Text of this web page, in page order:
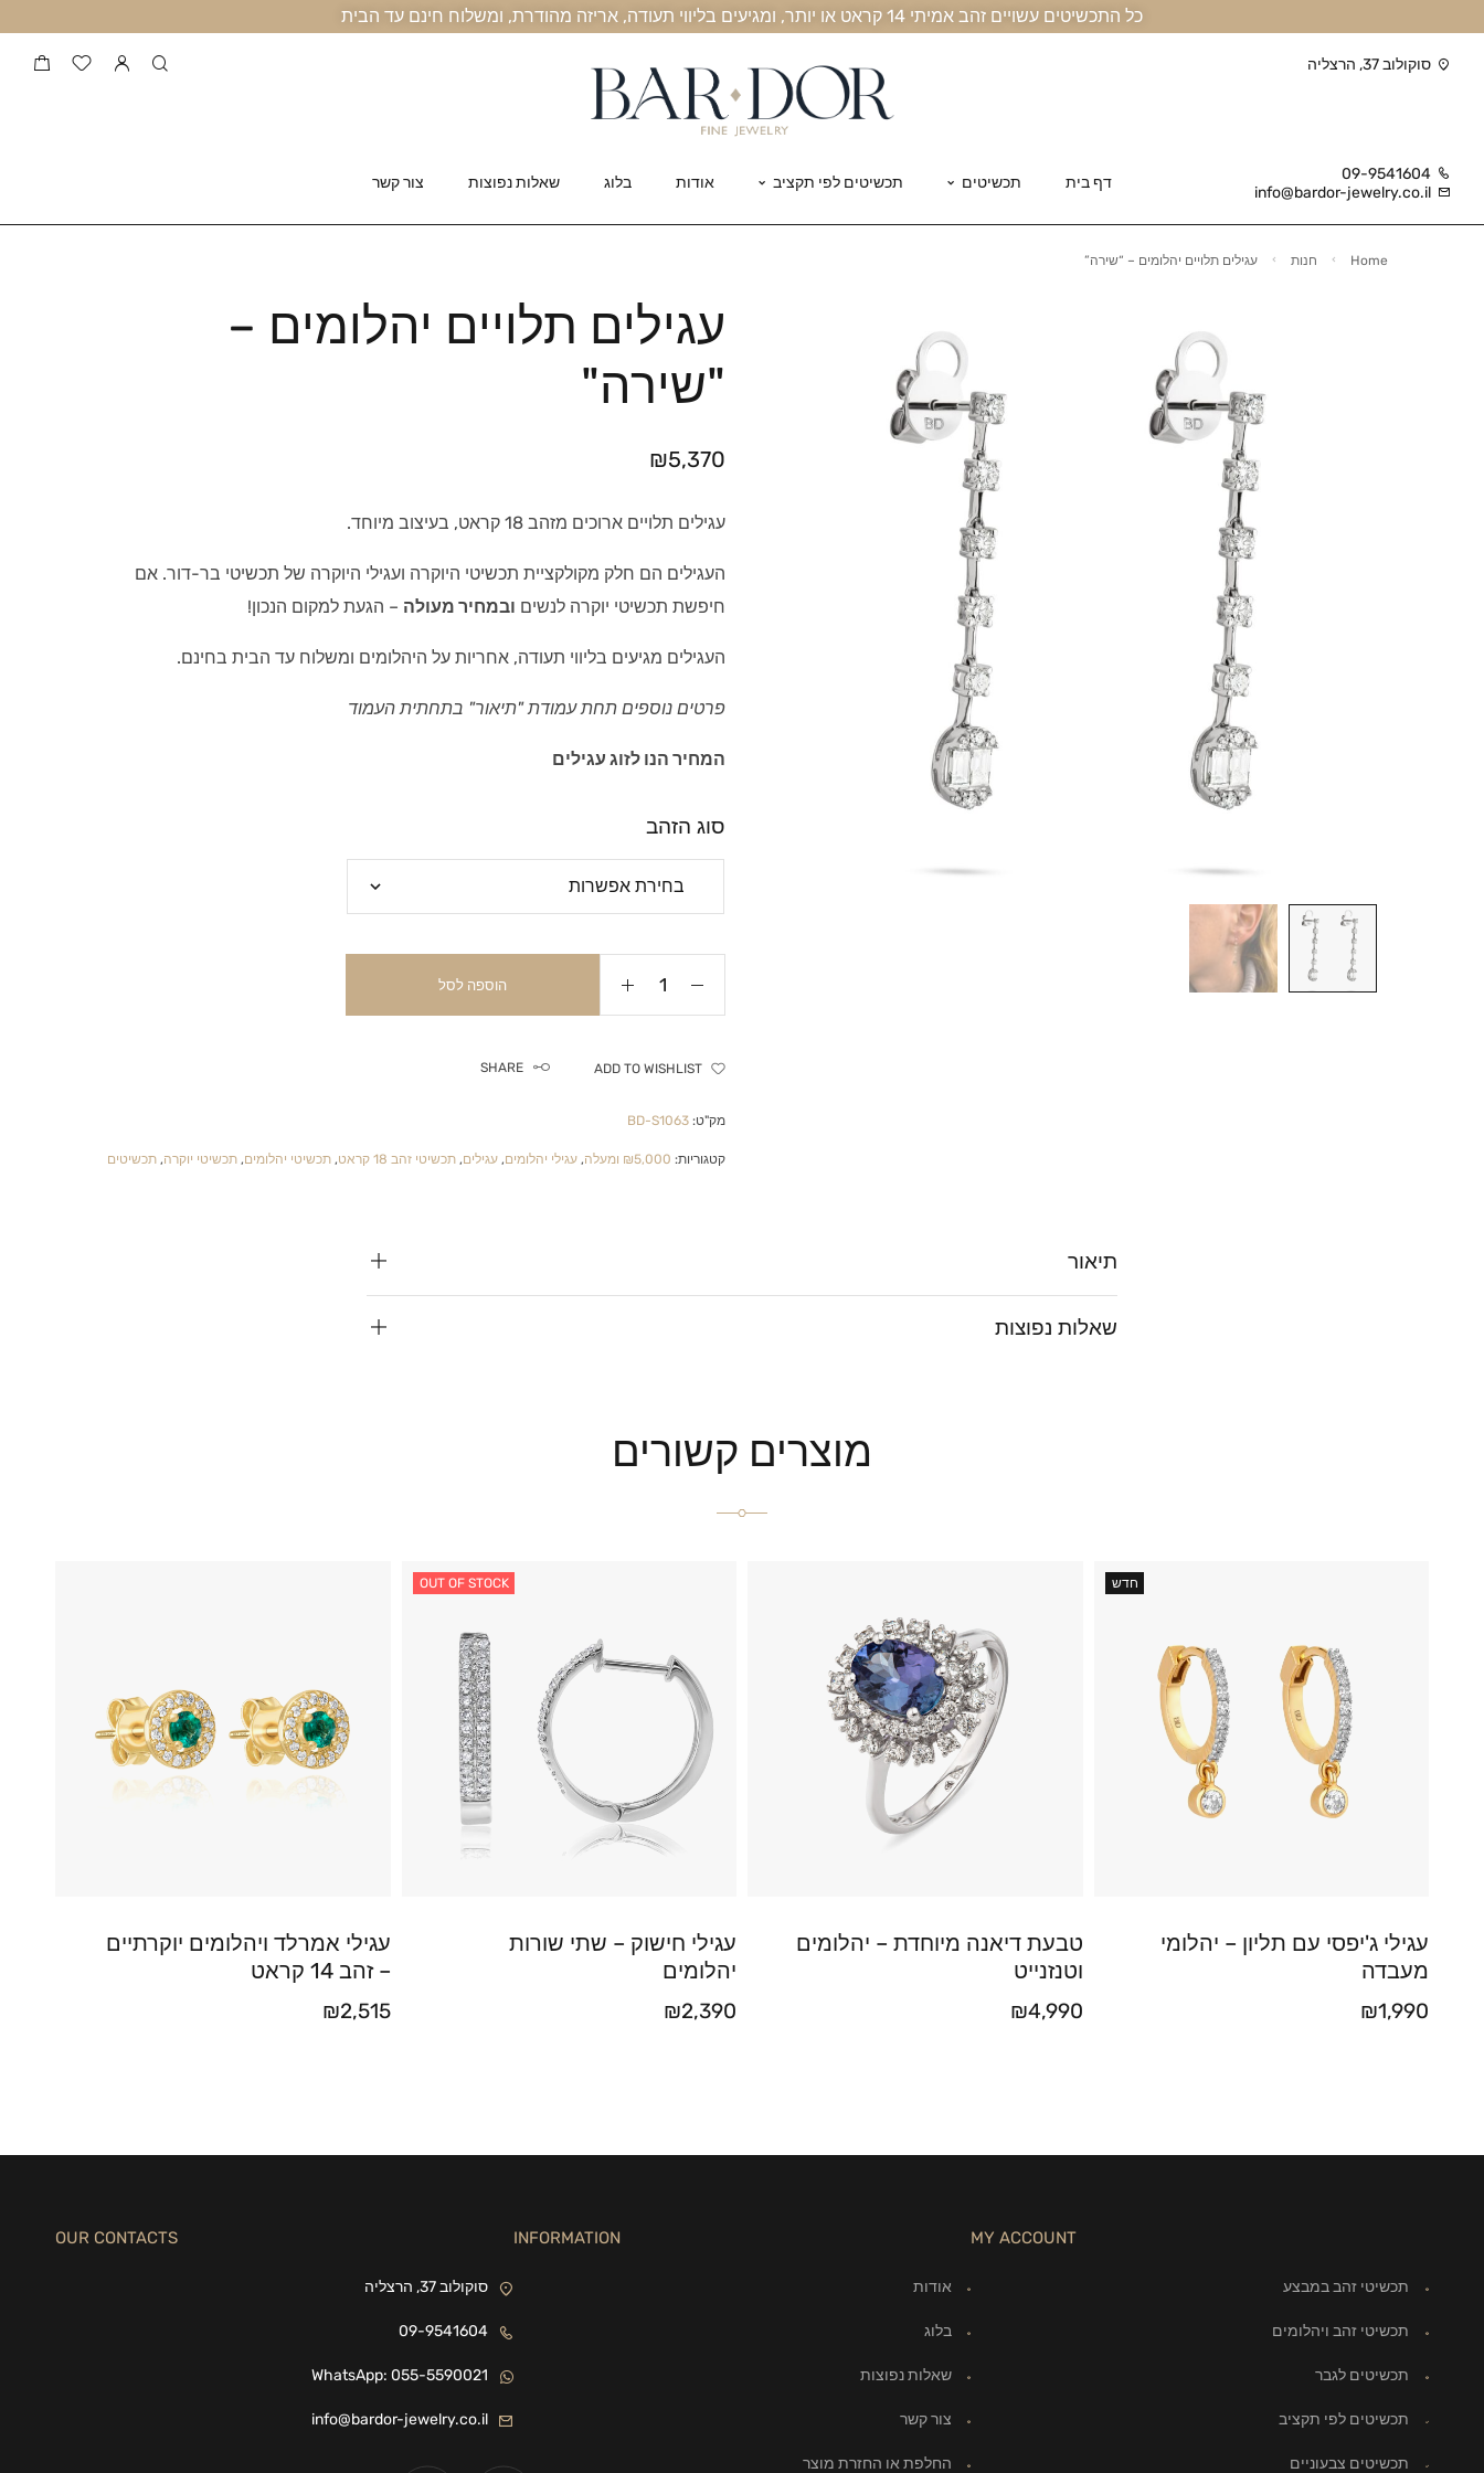
כל התכשיטים עשויים זהב אמיתי 14 קראט או יותר, ומגיעים בליווי תעודה, אריזה מהודרת, ומשלוח חינם עד הבית
סוקולוב 37, הרצליה
09-9541604
info@bardor-jewelry.co.il
דף בית תכשיטים תכשיטים לפי תקציב אודות בלוג שאלות נפוצות צור קשר
Home חנות עגילים תלויים יהלומים – “שירה”
עגילים תלויים יהלומים –
"שירה"
₪5,370
עגילים תלויים ארוכים מזהב 18 קראט, בעיצוב מיוחד.
העגילים הם חלק מקולקציית תכשיטי היוקרה ועגילי היוקרה של תכשיטי בר-דור. אם
חיפשת תכשיטי יוקרה לנשים ובמחיר מעולה – הגעת למקום הנכון!
העגילים מגיעים בליווי תעודה, אחריות על היהלומים ומשלוח עד הבית בחינם.
פרטים נוספים תחת עמודת "תיאור" בתחתית העמוד
המחיר הנו לזוג עגילים
סוג הזהב
הוספה לסל
ADD TO WISHLIST
SHARE
מק"ט: BD-S1063
קטגוריות: ₪5,000 ומעלה , עגילי יהלומים, עגילים, תכשיטי זהב 18 קראט , תכשיטי יהלומים, תכשיטי יוקרה, תכשיטים
תיאור
שאלות נפוצות
מוצרים קשורים
חדש
עגילי ג'יפסי עם תליון – יהלומי
מעבדה
₪1,990
טבעת דיאנה מיוחדת – יהלומים
וטנזנייט
₪4,990
OUT OF STOCK
עגילי חישוק – שתי שורות
יהלומים
₪2,390
עגילי אמרלד ויהלומים יוקרתיים
– זהב 14 קראט
₪2,515
MY ACCOUNT
תכשיטי זהב במבצע
תכשיטי זהב ויהלומים
תכשיטים לגבר
תכשיטים לפי תקציב
תכשיטים צבעוניים
INFORMATION
אודות
בלוג
שאלות נפוצות
צור קשר
החלפת או החזרת מוצר
OUR CONTACTS
סוקולוב 37, הרצליה
09-9541604
WhatsApp: 055-5590021
info@bardor-jewelry.co.il